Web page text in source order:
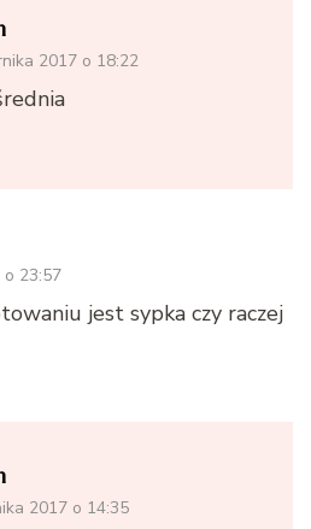
2017 o 18:22
23:57
jest sypka czy raczej
2017 o 14:35